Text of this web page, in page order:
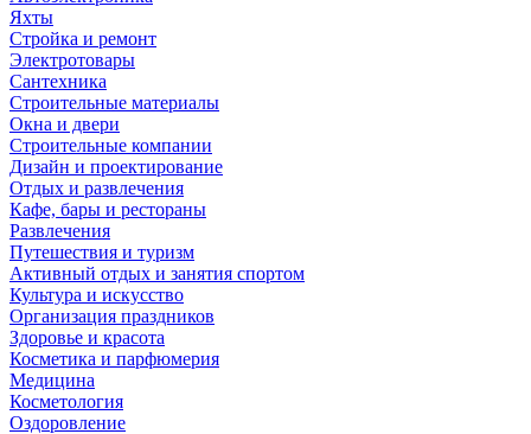
Яхты
Стройка и ремонт
Электротовары
Сантехника
Строительные материалы
Окна и двери
Строительные компании
Дизайн и проектирование
Отдых и развлечения
Кафе, бары и рестораны
Развлечения
Путешествия и туризм
Активный отдых и занятия спортом
Культура и искусство
Организация праздников
Здоровье и красота
Косметика и парфюмерия
Медицина
Косметология
Оздоровление